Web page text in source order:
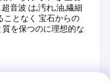
音波 は,汚れ,油,繊細
ことなく 宝石からの
を保つのに理想的な